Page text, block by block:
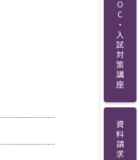
OC・入試対策講座
資料請求